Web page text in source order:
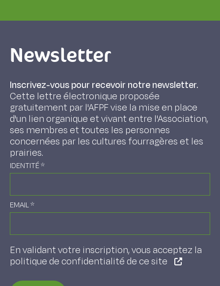
Newsletter
Inscrivez-vous pour recevoir notre newsletter.
Cette lettre électronique proposée
gratuitement par l'AFPF vise la mise en place
d'un lien organique et vivant entre l'Association,
ses membres et toutes les personnes
concernées par les cultures fourragères et les
prairies.
IDENTITÉ*
EMAIL*
En validant votre inscription, vous acceptez la
politique de confidentialité de ce site